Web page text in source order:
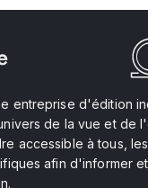
entreprise d'édition
de la vue et de
accessible à tous,
afin d'informer